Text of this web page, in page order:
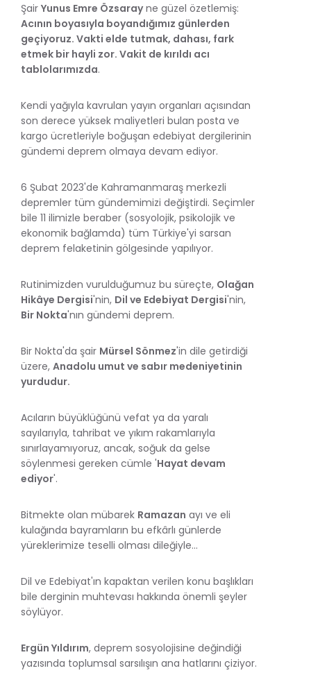
Şair Yunus Emre Özsarayne güzel özetlemiş:
Acının boyasıyla boyandığımız günlerden
geçiyoruz. Vakti elde tutmak, dahası, fark
etmek bir hayli zor. Vakit de kırıldı acı
tablolarımızda.
Kendi yağıyla kavrulan yayın organları açısından
son derece yüksek maliyetleri bulan posta ve
kargo ücretleriyle boğuşan edebiyat dergilerinin
gündemi deprem olmaya devam ediyor.
6 Şubat 2023'de Kahramanmaraş merkezli
depremler tüm gündemimizi değiştirdi. Seçimler
bile 11 ilimizle beraber (sosyolojik, psikolojik ve
ekonomik bağlamda) tüm Türkiye'yi sarsan
deprem felaketinin gölgesinde yapılıyor.
Rutinimizden vurulduğumuz bu süreçte, Olağan
Hikâye Dergisi'nin, Dil ve Edebiyat Dergisi'nin,
Bir Nokta'nın gündemi deprem.
Bir Nokta'da şair Mürsel Sönmez'in dile getirdiği
üzere, Anadolu umut ve sabır medeniyetinin
yurdudur.
Acıların büyüklüğünü vefat ya da yaralı
sayılarıyla, tahribat ve yıkım rakamlarıyla
sınırlayamıyoruz, ancak, soğuk da gelse
söylenmesi gereken cümle 'Hayat devam
ediyor'.
Bitmekte olan mübarek Ramazan ayı ve eli
kulağında bayramların bu efkârlı günlerde
yüreklerimize teselli olması dileğiyle...
Dil ve Edebiyat'ın kapaktan verilen konu başlıkları
bile derginin muhtevası hakkında önemli şeyler
söylüyor.
Ergün Yıldırım, deprem sosyolojisine değindiği
yazısında toplumsal sarsılışın ana hatlarını çiziyor.